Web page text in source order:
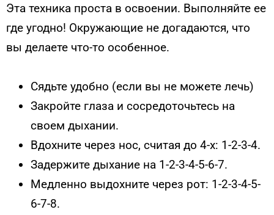
Эта техника проста в освоении. Выполняйте ее
где угодно! Окружающие не догадаются, что
вы делаете что-то особенное.
Сядьте удобно (если вы не можете лечь)
Закройте глаза и сосредоточьтесь на
своем дыхании.
Вдохните через нос, считая до 4-х: 1-2-3-4.
Задержите дыхание на 1-2-3-4-5-6-7.
Медленно выдохните через рот: 1-2-3-4-5-
6-7-8.